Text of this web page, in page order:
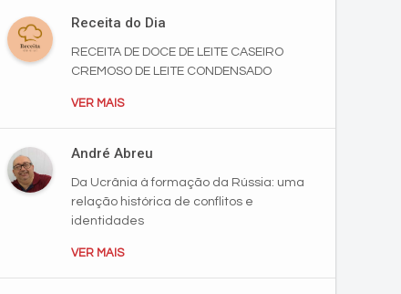
Receita do Dia
RECEITA DE DOCE DE LEITE CASEIRO
CREMOSO DE LEITE CONDENSADO
VER MAIS
André Abreu
Da Ucrânia à formação da Rússia: uma
relação histórica de conflitos e
identidades
VER MAIS